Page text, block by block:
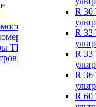
TDS
R 30
R 32
R 33
R 36
R 60